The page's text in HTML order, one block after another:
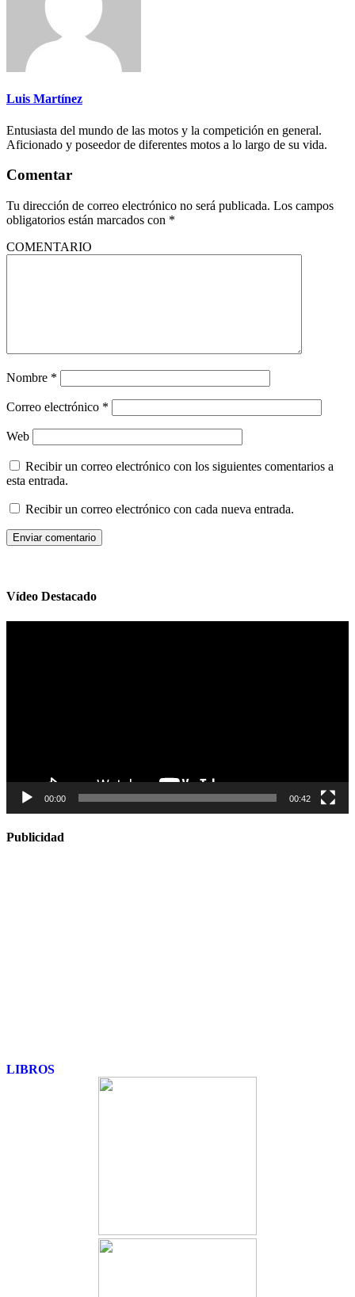
Luis Martínez
Entusiasta del mundo de las motos y la competición en general.
Aficionado y poseedor de diferentes motos a lo largo de su vida.
Comentar
Tu dirección de correo electrónico no será publicada. Los campos
obligatorios están marcados con *
COMENTARIO
Nombre *
Correo electrónico *
Web
Recibir un correo electrónico con los siguientes comentarios a
esta entrada.
Recibir un correo electrónico con cada nueva entrada.
Vídeo Destacado
00:00 00:42
Publicidad
LIBROS